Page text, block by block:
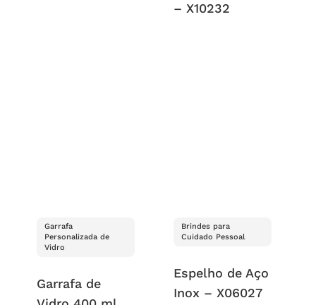
– X10232
Garrafa
Personalizada de
Vidro
Garrafa de
Brindes para
Cuidado Pessoal
Espelho de Aço
Inox – X06027